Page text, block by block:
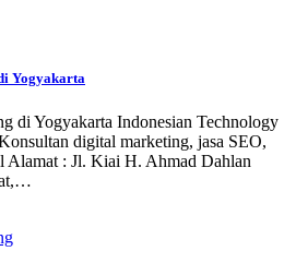
Yogyakarta
di Yogyakarta Indonesian Technology
digital marketing, jasa SEO,
Alamat : Jl. Kiai H. Ahmad Dahlan